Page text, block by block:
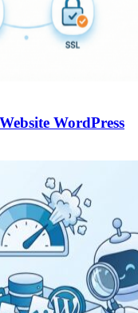
WordPress